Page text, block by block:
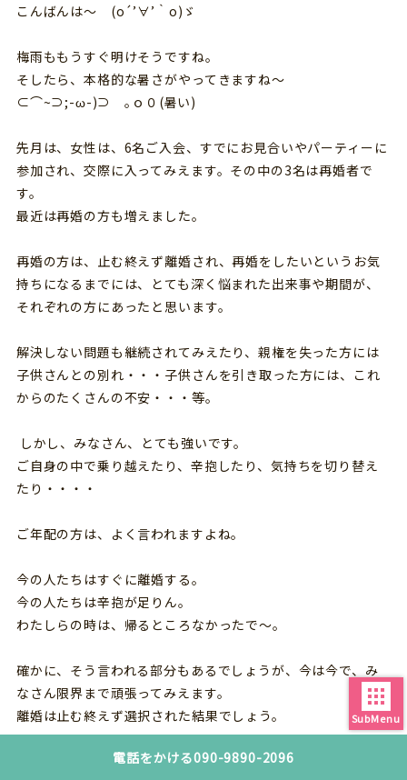
こんばんは～ (o´’∀’｀o)ゞ
梅雨ももうすぐ明けそうですね。
そしたら、本格的な暑さがやってきますね～
⊂⌒~⊃;-ω-)⊃ ｡ｏ０(暑い)
先月は、女性は、6名ご入会、すでにお見合いやパーティーに
参加され、交際に入ってみえます。その中の3名は再婚者で
す。
最近は再婚の方も増えました。
再婚の方は、止む終えず離婚され、再婚をしたいというお気
持ちになるまでには、とても深く悩まれた出来事や期間が、
それぞれの方にあったと思います。
解決しない問題も継続されてみえたり、親権を失った方には
子供さんとの別れ・・・子供さんを引き取った方には、これ
からのたくさんの不安・・・等。
しかし、みなさん、とても強いです。
ご自身の中で乗り越えたり、辛抱したり、気持ちを切り替え
たり・・・・
ご年配の方は、よく言われますよね。
今の人たちはすぐに離婚する。
今の人たちは辛抱が足りん。
わたしらの時は、帰るところなかったで～。
確かに、そう言われる部分もあるでしょうが、今は今で、み
なさん限界まで頑張ってみえます。
離婚は止む終えず選択された結果でしょう。
結婚生活で苦労され、辛い離婚を経験されても、それでも再
SubMenu
電話をかける090-9890-2096